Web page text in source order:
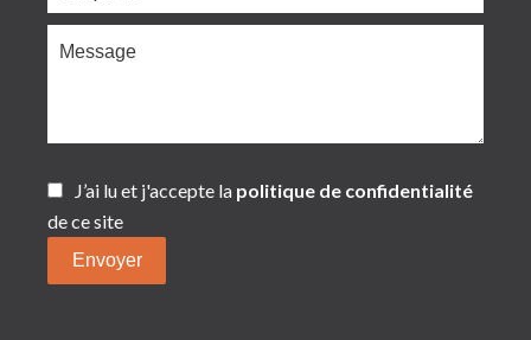
J’ai lu et j'accepte la politique de confidentialité
de ce site
Envoyer